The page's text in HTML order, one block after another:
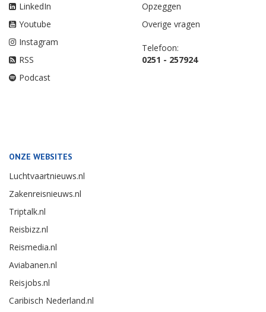
LinkedIn
Youtube
Instagram
RSS
Podcast
Opzeggen
Overige vragen
Telefoon:
0251 - 257924
ONZE WEBSITES
Luchtvaartnieuws.nl
Zakenreisnieuws.nl
Triptalk.nl
Reisbizz.nl
Reismedia.nl
Aviabanen.nl
Reisjobs.nl
Caribisch Nederland.nl